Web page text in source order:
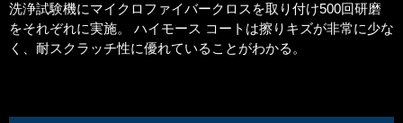
洗浄試験機にマイクロファイバークロスを取り付け500回研磨
をそれぞれに実施。 ハイモース コートは擦りキズが非常に少な
く、耐スクラッチ性に優れていることがわかる。